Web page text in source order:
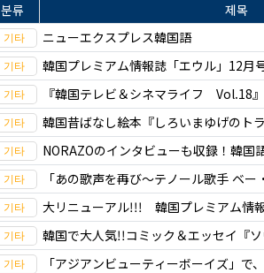
분류 제목
ニューエクスプレス韓国語
韓国プレミアム情報誌「エウル」12月
『韓国テレビ＆シネマライフ Vol.18
韓国昔ばなし絵本『しろいまゆげの
NORAZOのインタビューも収録！韓国
「あの歌声を再び～テノール歌手 ベ
大リニューアル!!! 韓国プレミアム情
韓国で大人気!!コミック＆エッセイ『
「アジアンビューティーボーイズ」で